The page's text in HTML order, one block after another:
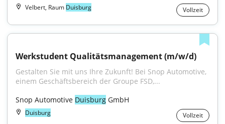
Velbert, Raum Duisburg Vollzeit
Werkstudent Qualitätsmanagement (m/w/d)
Gestalten Sie mit uns Ihre Zukunft! Bei Snop Automotive,
einem Geschäftsbereich der Groupe FSD,...
Snop Automotive Duisburg GmbH
Duisburg Vollzeit